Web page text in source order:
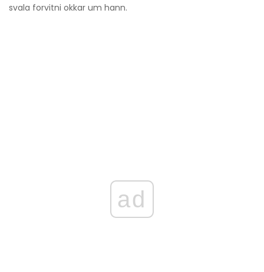
svala forvitni okkar um hann.
ad